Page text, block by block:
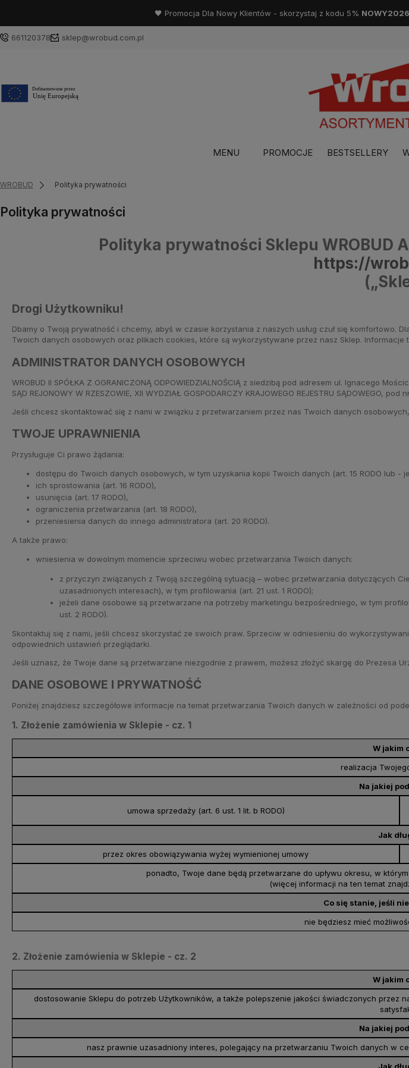
🖤 Promocja Dla Nowy Klientów - skorzystaj z kodu 5% NOWY2026
661120378 sklep@wrobud.com.pl
MENU PROMOCJE BESTSELLERY
WROBUD Polityka prywatności
Polityka prywatności
Polityka prywatności Sklepu WROBUD
https://
Drogi Użytkowniku!
Dbamy o Twoją prywatność i chcemy, abyś w czasie korzystania z naszych usług czuł się
Twoich danych osobowych oraz plikach cookies, które są wykorzystywane przez nasz Sklep.
ADMINISTRATOR DANYCH OSOBOWYCH
WROBUD II SPÓŁKA Z OGRANICZONĄ ODPOWIEDZIALNOŚCIĄ z siedzibą pod adresem ul. Ignacego
SĄD REJONOWY W RZESZOWIE, XII WYDZIAŁ GOSPODARCZY KRAJOWEGO REJESTRU SĄDOWEGO,
Jeśli chcesz skontaktować się z nami w związku z przetwarzaniem przez nas Twoich danych
TWOJE UPRAWNIENIA
Przysługuje Ci prawo żądania:
dostępu do Twoich danych osobowych, w tym uzyskania kopii Twoich danych (art. 15 RODO lub -
ich sprostowania (art. 16 RODO),
usunięcia (art. 17 RODO),
ograniczenia przetwarzania (art. 18 RODO),
przeniesienia danych do innego administratora (art. 20 RODO).
A także prawo:
wniesienia w dowolnym momencie sprzeciwu wobec przetwarzania Twoich danych:
z przyczyn związanych z Twoją szczególną sytuacją – wobec przetwarzania dotyczących
uzasadnionych interesach), w tym profilowania (art. 21 ust. 1 RODO);
jeżeli dane osobowe są przetwarzane na potrzeby marketingu bezpośredniego, w tym
ust. 2 RODO).
Skontaktuj się z nami, jeśli chcesz skorzystać ze swoich praw. Sprzeciw w odniesieniu do
odpowiednich ustawień przeglądarki.
Jeśli uznasz, że Twoje dane są przetwarzane niezgodnie z prawem, możesz złożyć skargę do Prezesa
DANE OSOBOWE I PRYWATNOŚĆ
Poniżej znajdziesz szczegółowe informacje na temat przetwarzania Twoich danych w zależności od
1. Złożenie zamówienia w Sklepie - cz. 1
W jakim
realizacja
Na jakiej
umowa sprzedaży (art. 6 ust. 1 lit. b RODO)
Jak
przez okres obowiązywania wyżej wymienionej umowy
ponadto, Twoje dane będą przetwarzane do upływu okresu, w
(więcej informacji na ten temat
Co się stanie, jeśli
nie będziesz mieć
2. Złożenie zamówienia w Sklepie - cz. 2
W jakim
dostosowanie Sklepu do potrzeb Użytkowników, a także polepszenie jakości świadczonych przez
Na jakiej
nasz prawnie uzasadniony interes, polegający na przetwarzaniu Twoich danych w